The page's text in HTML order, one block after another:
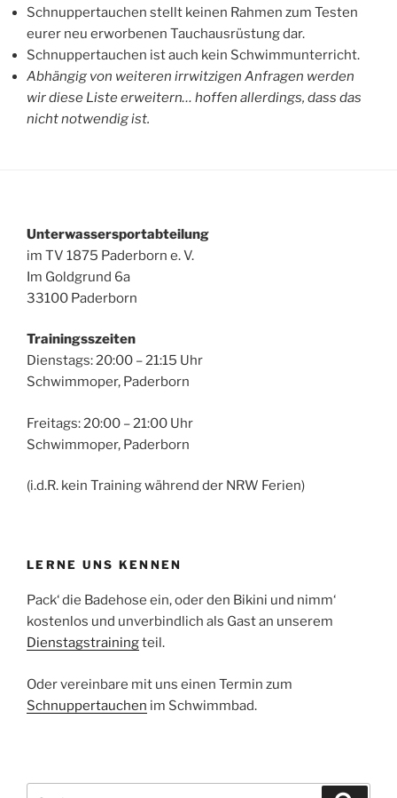
Schnuppertauchen stellt keinen Rahmen zum Testen
eurer neu erworbenen Tauchausrüstung dar.
Schnuppertauchen ist auch kein Schwimmunterricht.
Abhängig von weiteren irrwitzigen Anfragen werden
wir diese Liste erweitern… hoffen allerdings, dass das
nicht notwendig ist.
Unterwassersportabteilung
im TV 1875 Paderborn e. V.
Im Goldgrund 6a
33100 Paderborn
Trainingsszeiten
Dienstags: 20:00 – 21:15 Uhr
Schwimmoper, Paderborn
Freitags: 20:00 – 21:00 Uhr
Schwimmoper, Paderborn
(i.d.R. kein Training während der NRW Ferien)
LERNE UNS KENNEN
Pack‘ die Badehose ein, oder den Bikini und nimm‘
kostenlos und unverbindlich als Gast an unserem
Dienstagstrainingteil.
Oder vereinbare mit uns einen Termin zum
Schnuppertauchen im Schwimmbad.